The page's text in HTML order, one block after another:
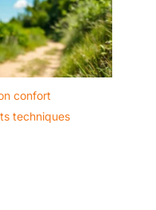
confort
techniques